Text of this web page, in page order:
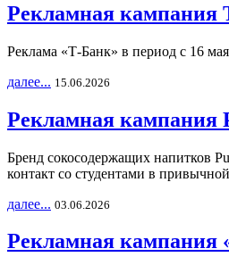
Рекламная кампания
Реклама «Т-Банк» в период с 16
далее... 15.06.2026
Рекламная кампания
Бренд сокосодержащих напитков
контакт со студентами в
далее... 03.06.2026
Рекламная кампания